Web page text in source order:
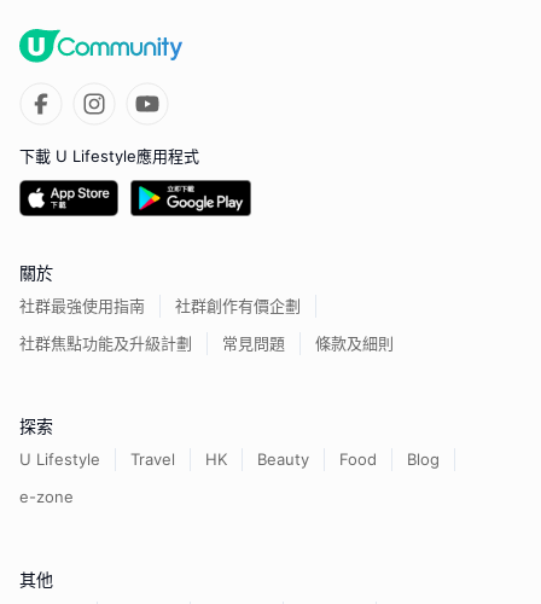
下載 U Lifestyle應用程式
關於
社群最強使用指南
社群創作有價企劃
社群焦點功能及升級計劃
常見問題 條款及細則
探索
U Lifestyle Travel HK Beauty Food
Blog
e-zone
其他